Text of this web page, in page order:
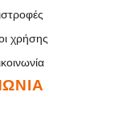
χρήσης